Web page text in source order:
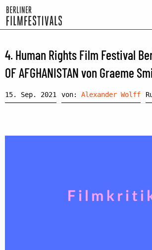
4. Human Rights Film Festival
OF AFGHANISTAN von Graeme
15. Sep. 2021 von: Alexander Wolff